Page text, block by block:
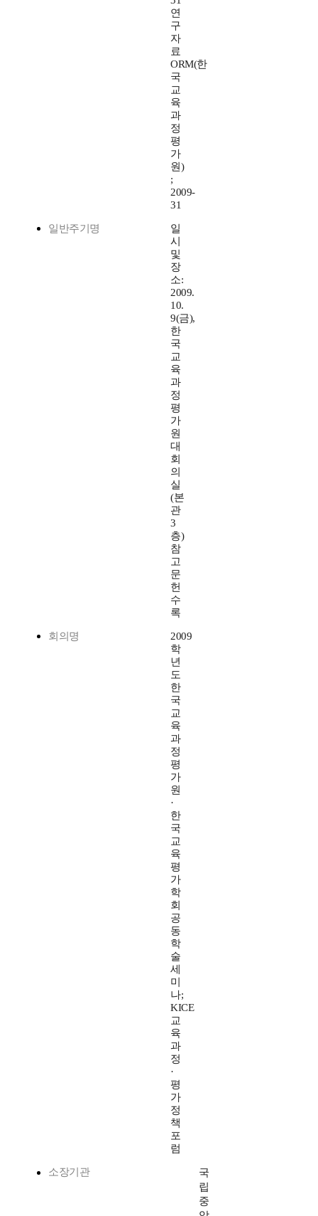
연
구
자
료
ORM(한
국
교
육
과
정
평
가
원)
;
2009-
31
일반주기명
일
시
및
장
소:
2009.
10.
9(금),
한
국
교
육
과
정
평
가
원
대
회
의
실
(본
관
3
층)
참
고
문
헌
수
록
회의명
2009
학
년
도
한
국
교
육
과
정
평
가
원
·
한
국
교
육
평
가
학
회
공
동
학
술
세
미
나;
KICE
교
육
과
정
·
평
가
정
책
포
럼
소장기관
국
립
중